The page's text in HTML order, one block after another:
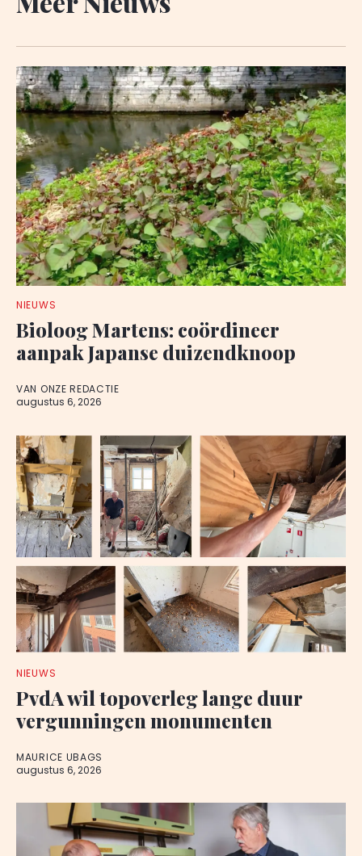
NIEUWS
Bioloog Martens: coördineer
aanpak Japanse duizendknoop
VAN ONZE REDACTIE
augustus 6, 2026
NIEUWS
PvdA wil topoverleg lange duur
vergunningen monumenten
MAURICE UBAGS
augustus 6, 2026